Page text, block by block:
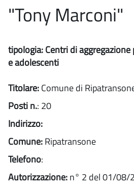
"Tony Marconi"
tipologia: Centri di
e adolescenti
Titolare:Comune di
Posti n.: 20
Indirizzo:
Comune:Ripatransone
Telefono:
Autorizzazione:n° 2 del 01/08/